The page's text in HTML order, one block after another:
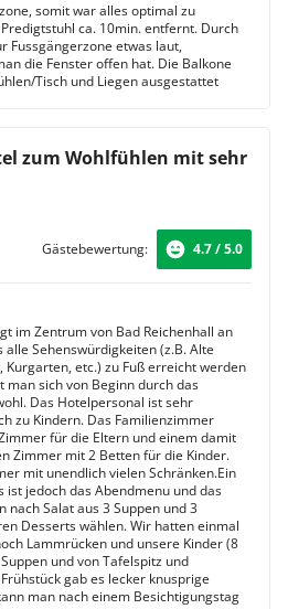
somit war alles optimal zu
ca. 10min. entfernt. Durch
Fussgängerzone etwas laut,
die Fenster offen hat. Die Balkone
Tisch und Liegen ausgestattet
zum Wohlfühlen mit sehr
Gästebewertung: 4.7 / 5.0
im Zentrum von Bad Reichenhall an
Sehenswürdigkeiten (z.B. Alte
Kurgarten, etc.) zu Fuß erreicht werden
man sich von Beginn durch das
Das Hotelpersonal ist sehr
zu Kindern. Das Familienzimmer
für die Eltern und einem damit
Zimmer mit 2 Betten für die Kinder.
mit unendlich vielen Schränken.Ein
ist jedoch das Abendmenu und das
nach Salat aus 3 Suppen und 3
Desserts wählen. Wir hatten einmal
Lammrücken und unsere Kinder (8
und von Tafelspitz und
gab es lecker knusprige
man nach einem Besichtigungstag